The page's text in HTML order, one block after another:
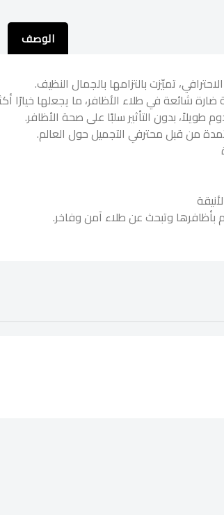
الوصف
تميّزت بالتزامها بالجمال النظيف.
طويلاً، بدون التأثير سلبًا على صحة الأظافر.
من قبل محترفي التجميل حول العالم.
بأظافرها وتبحث عن طلاء آمن وفاخر.